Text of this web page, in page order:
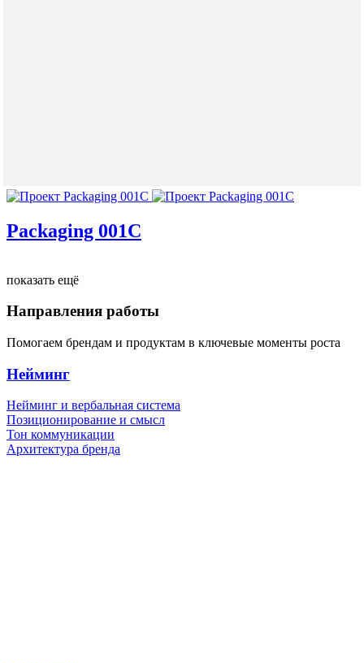
Packaging 001С
показать ещё
Направления работы
Помогаем брендам и продуктам в ключевые моменты роста
Нейминг
Нейминг и вербальная система
Позиционирование и смысл
Тон коммуникации
Архитектура бренда